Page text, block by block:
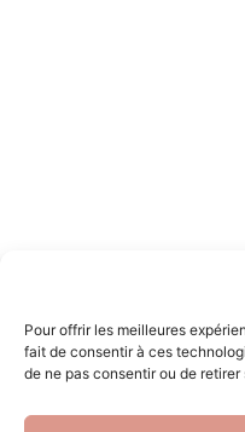
Pour offrir les meilleures
fait de consentir à ces
de ne pas consentir ou de